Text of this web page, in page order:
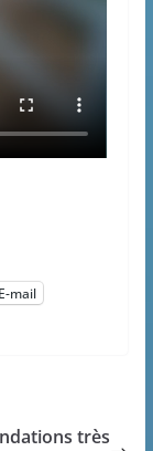
E-mail
très